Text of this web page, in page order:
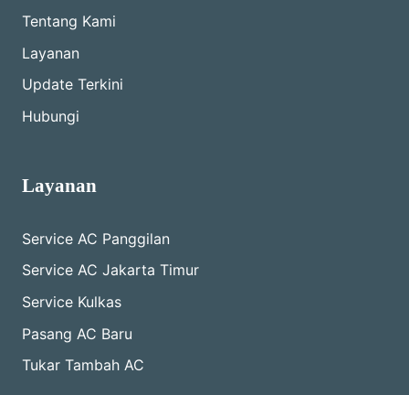
Tentang Kami
Layanan
Update Terkini
Hubungi
Layanan
Service AC Panggilan
Service AC Jakarta Timur
Service Kulkas
Pasang AC Baru
Tukar Tambah AC